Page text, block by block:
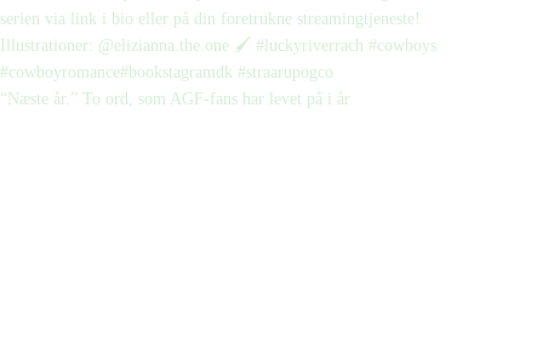
“Næste år.” To ord, som AGF-fans har levet på i år